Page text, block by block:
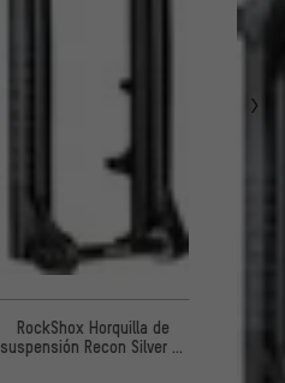
RockShox Horquilla de
suspensión Recon Silver RL